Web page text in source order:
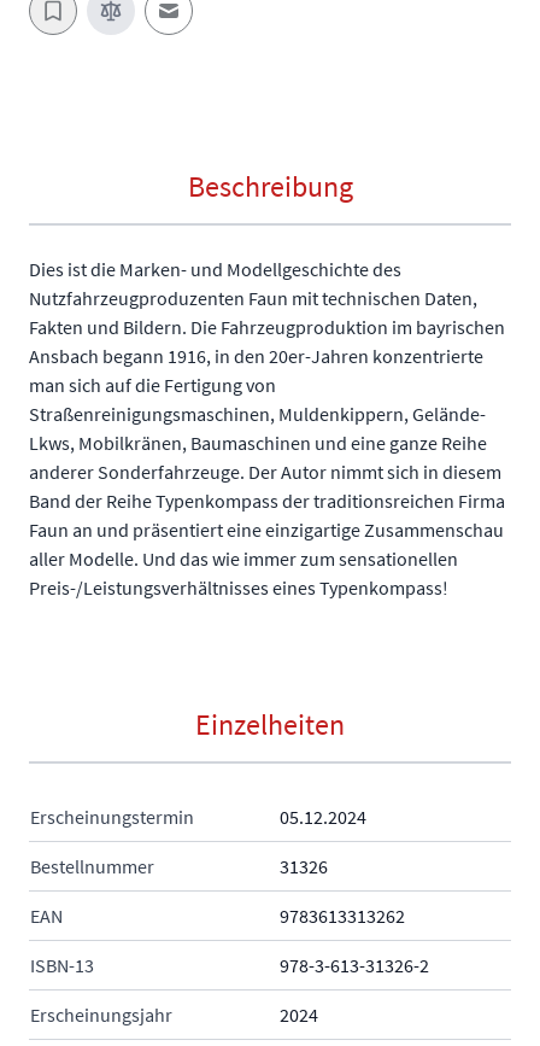
E-Mail an einen Freund
Beschreibung
Dies ist die Marken- und Modellgeschichte des
Nutzfahrzeugproduzenten Faun mit technischen Daten,
Fakten und Bildern. Die Fahrzeugproduktion im bayrischen
Ansbach begann 1916, in den 20er-Jahren konzentrierte
man sich auf die Fertigung von
Straßenreinigungsmaschinen, Muldenkippern, Gelände-
Lkws, Mobilkränen, Baumaschinen und eine ganze Reihe
anderer Sonderfahrzeuge. Der Autor nimmt sich in diesem
Band der Reihe Typenkompass der traditionsreichen Firma
Faun an und präsentiert eine einzigartige Zusammenschau
aller Modelle. Und das wie immer zum sensationellen
Preis-/Leistungsverhältnisses eines Typenkompass!
Einzelheiten
Erscheinungstermin 05.12.2024
Bestellnummer 31326
EAN 9783613313262
ISBN-13 978-3-613-31326-2
Erscheinungsjahr 2024